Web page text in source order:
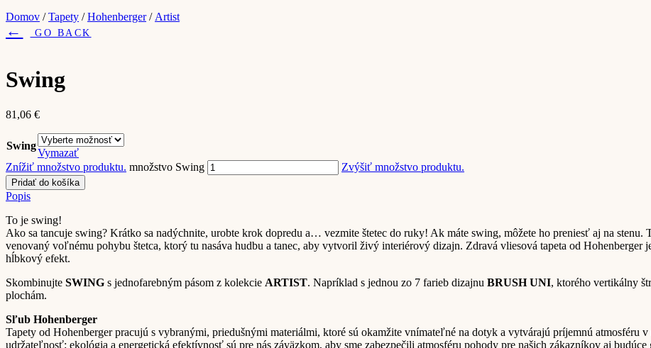
Domov /Tapety /Hohenberger/ Artist
← GO BACK
Swing
81,06 €
Swing
Vymazať
Znížiť množstvo produktu. množstvo Swing Zvýšiť množstvo produktu.
Pridať do košíka
Popis
To je swing!
Ako sa tancuje swing? Krátko sa nadýchnite, urobte krok dopredu a… vezmite štetec do ruky! Ak máte swing, môžete ho preniesť aj na stenu.
venovaný voľnému pohybu štetca, ktorý tu nasáva hudbu a tanec, aby vytvoril živý interiérový dizajn. Zdravá vliesová tapeta od Hohenberger
hĺbkový efekt.
Skombinujte SWING s jednofarebným pásom z kolekcie ARTIST. Napríklad s jednou zo 7 farieb dizajnu BRUSH UNI, ktorého vertikálny
plochám.
Sľub Hohenberger
Tapety od Hohenberger pracujú s vybranými, priedušnými materiálmi, ktoré sú okamžite vnímateľné na dotyk a vytvárajú príjemnú atmosféru
udržateľnosť: ekológia a energetická efektívnosť sú pre nás záväzkom, aby sme zabezpečili atmosféru pohody pre našich zákazníkov aj budúce